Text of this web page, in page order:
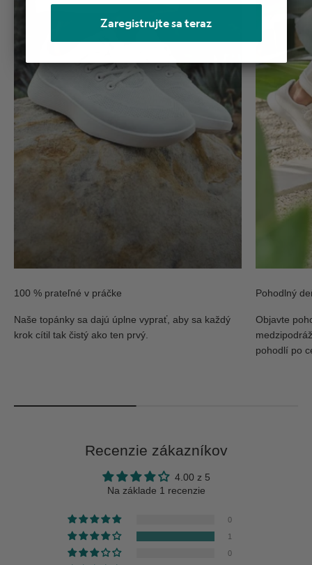
100 % prateľné v práčke
Naše topánky sa dajú úplne vyprať, aby sa každý
krok cítil tak čistý ako ten prvý.
Pohodlný
Objavte
pohodlí po
Recenzie zákazníkov
4.00 z 5
Na základe 1 recenzie
0
1
0
Zaregistrujte sa teraz